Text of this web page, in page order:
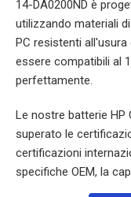
14-DA0200ND è
utilizzando materiali
PC resistenti
essere compatibili al
perfettamente.
Le nostre batterie HP
superato le
certificazioni
specifiche OEM, la